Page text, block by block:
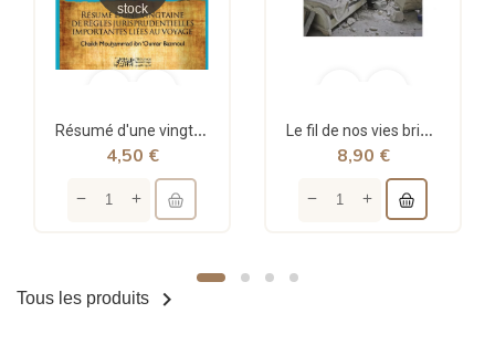
stock
Résumé d'une vingtaine de règles jurisprudentielles liées au voyage - Bazmoul - Héritage...
4,50 €
Le fil de nos vies brisées - poche - Cécile Hennion - Points
8,90 €
Tous les produits 